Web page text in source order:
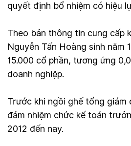
quyết định bổ nhiệm có hiệu
Theo bản thông tin cung cấp
Nguyễn Tấn Hoàng sinh năm
15.000 cổ phần, tương ứng
doanh nghiệp.
Trước khi ngồi ghế tổng giám
đảm nhiệm chức kế toán
2012 đến nay.